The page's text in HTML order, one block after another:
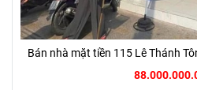
Bán nhà mặt tiền 115 Lê Thánh